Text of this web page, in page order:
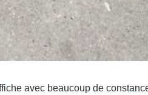
avec beaucoup de